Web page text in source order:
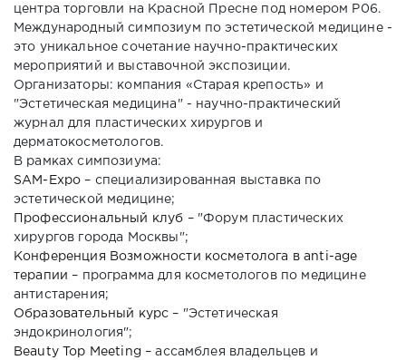
центра торговли на Красной Пресне под номером P06.
Международный симпозиум по эстетической медицине -
это уникальное сочетание научно-практических
мероприятий и выставочной экспозиции.
Организаторы: компания «Старая крепость» и
"Эстетическая медицина" - научно-практический
журнал для пластических хирургов и
дерматокосметологов.
В рамках симпозиума:
SAM-Expo – специализированная выставка по
эстетической медицине;
Профессиональный клуб – "Форум пластических
хирургов города Москвы";
Конференция Возможности косметолога в anti-age
терапии – программа для косметологов по медицине
антистарения;
Образовательный курс – "Эстетическая
эндокринология";
Beauty Top Meeting – ассамблея владельцев и